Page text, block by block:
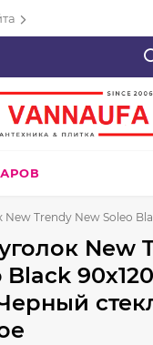
Trendy New Soleo
New